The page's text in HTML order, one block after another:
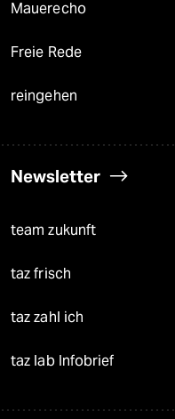
Mauerecho
Freie Rede
reingehen
Newsletter
team zukunft
taz frisch
taz zahl ich
taz lab Infobrief